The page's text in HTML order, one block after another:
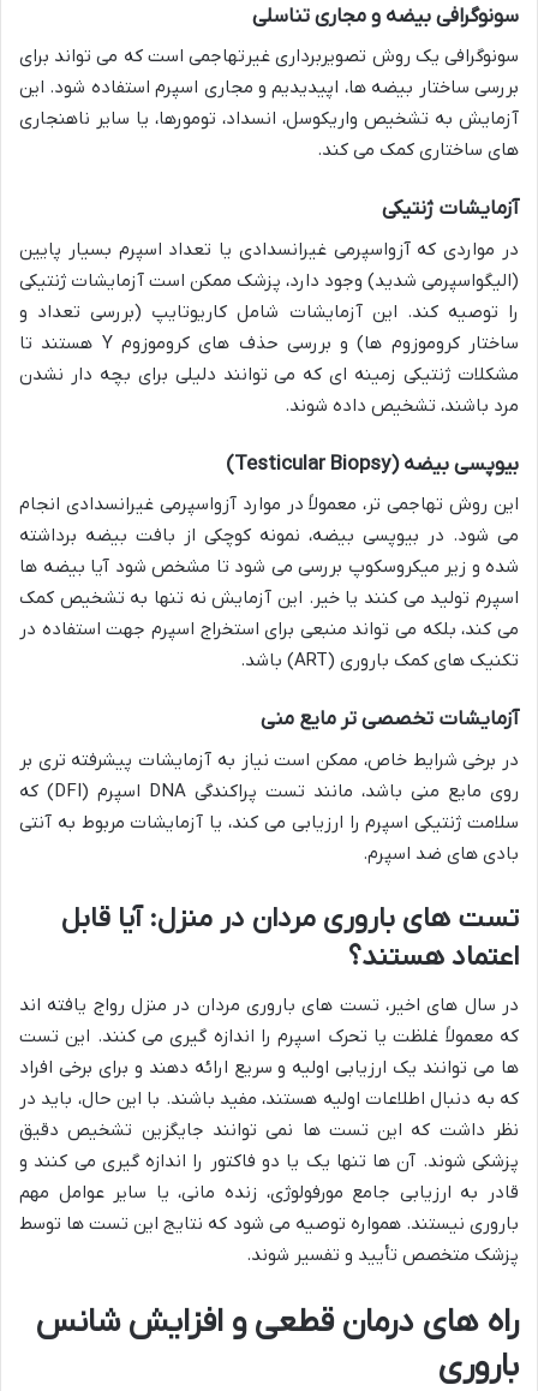
سونوگرافی بیضه و مجاری تناسلی
سونوگرافی یک روش تصویربرداری غیرتهاجمی است که می تواند برای
بررسی ساختار بیضه ها، اپیدیدیم و مجاری اسپرم استفاده شود. این
آزمایش به تشخیص واریکوسل، انسداد، تومورها، یا سایر ناهنجاری
های ساختاری کمک می کند.
آزمایشات ژنتیکی
در مواردی که آزواسپرمی غیرانسدادی یا تعداد اسپرم بسیار پایین
(الیگواسپرمی شدید) وجود دارد، پزشک ممکن است آزمایشات ژنتیکی
را توصیه کند. این آزمایشات شامل کاریوتایپ (بررسی تعداد و
ساختار کروموزوم ها) و بررسی حذف های کروموزوم Y هستند تا
مشکلات ژنتیکی زمینه ای که می توانند دلیلی برای بچه دار نشدن
مرد باشند، تشخیص داده شوند.
بیوپسی بیضه (Testicular Biopsy)
این روش تهاجمی تر، معمولاً در موارد آزواسپرمی غیرانسدادی انجام
می شود. در بیوپسی بیضه، نمونه کوچکی از بافت بیضه برداشته
شده و زیر میکروسکوپ بررسی می شود تا مشخص شود آیا بیضه ها
اسپرم تولید می کنند یا خیر. این آزمایش نه تنها به تشخیص کمک
می کند، بلکه می تواند منبعی برای استخراج اسپرم جهت استفاده در
تکنیک های کمک باروری (ART) باشد.
آزمایشات تخصصی تر مایع منی
در برخی شرایط خاص، ممکن است نیاز به آزمایشات پیشرفته تری بر
روی مایع منی باشد، مانند تست پراکندگی DNA اسپرم (DFI) که
سلامت ژنتیکی اسپرم را ارزیابی می کند، یا آزمایشات مربوط به آنتی
بادی های ضد اسپرم.
تست های باروری مردان در منزل: آیا قابل
اعتماد هستند؟
در سال های اخیر، تست های باروری مردان در منزل رواج یافته اند
که معمولاً غلظت یا تحرک اسپرم را اندازه گیری می کنند. این تست
ها می توانند یک ارزیابی اولیه و سریع ارائه دهند و برای برخی افراد
که به دنبال اطلاعات اولیه هستند، مفید باشند. با این حال، باید در
نظر داشت که این تست ها نمی توانند جایگزین تشخیص دقیق
پزشکی شوند. آن ها تنها یک یا دو فاکتور را اندازه گیری می کنند و
قادر به ارزیابی جامع مورفولوژی، زنده مانی، یا سایر عوامل مهم
باروری نیستند. همواره توصیه می شود که نتایج این تست ها توسط
پزشک متخصص تأیید و تفسیر شوند.
راه های درمان قطعی و افزایش شانس
باروری